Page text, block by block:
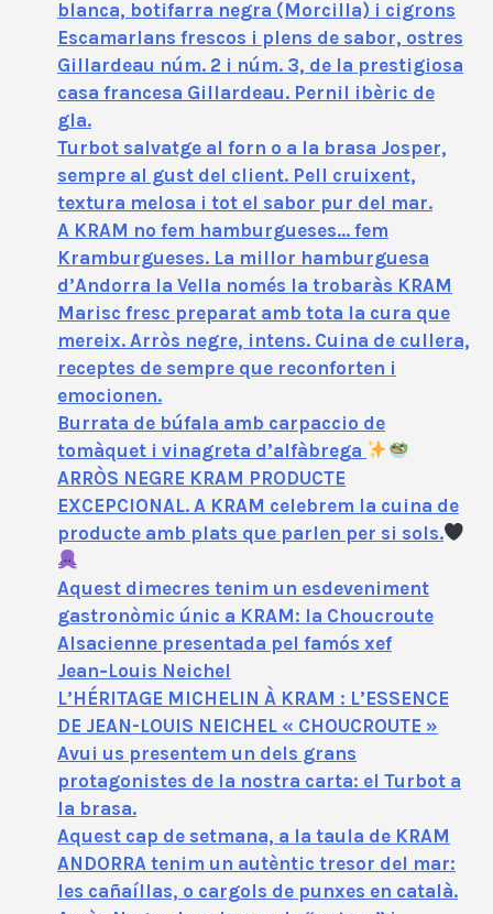
blanca, botifarra negra (Morcilla) i cigrons
Escamarlans frescos i plens de sabor, ostres
Gillardeau núm. 2 i núm. 3, de la prestigiosa
casa francesa Gillardeau. Pernil ibèric de
gla.
Turbot salvatge al forn o a la brasa Josper,
sempre al gust del client. Pell cruixent,
textura melosa i tot el sabor pur del mar.
A KRAM no fem hamburgueses… fem
Kramburgueses. La millor hamburguesa
d’Andorra la Vella només la trobaràs KRAM
Marisc fresc preparat amb tota la cura que
mereix. Arròs negre, intens. Cuina de cullera,
receptes de sempre que reconforten i
emocionen.
Burrata de búfala amb carpaccio de
tomàquet i vinagreta d’alfàbrega
ARRÒS NEGRE KRAM PRODUCTE
EXCEPCIONAL. A KRAM celebrem la cuina de
producte amb plats que parlen per si sols.
Aquest dimecres tenim un esdeveniment
gastronòmic únic a KRAM: la Choucroute
Alsacienne presentada pel famós xef
Jean‑Louis Neichel
L’HÉRITAGE MICHELIN À KRAM : L’ESSENCE
DE JEAN-LOUIS NEICHEL « CHOUCROUTE »
Avui us presentem un dels grans
protagonistes de la nostra carta: el Turbot a
la brasa.
Aquest cap de setmana, a la taula de KRAM
ANDORRA tenim un autèntic tresor del mar:
les cañaíllas, o cargols de punxes en català.